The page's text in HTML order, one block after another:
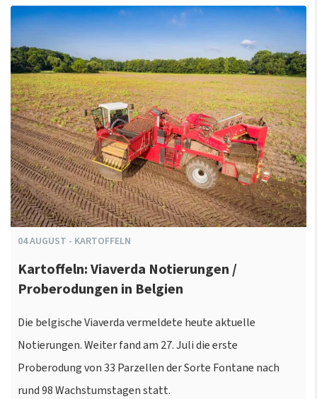
04AUGUST - KARTOFFELN
Kartoffeln: Viaverda Notierungen /
Proberodungen in Belgien
Die belgische Viaverda vermeldete heute aktuelle
Notierungen. Weiter fand am 27. Juli die erste
Proberodung von 33 Parzellen der Sorte Fontane nach
rund 98 Wachstumstagen statt.